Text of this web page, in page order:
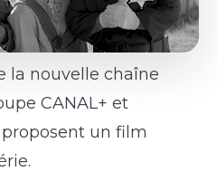
la nouvelle chaîne
CANAL+ et
proposent un film